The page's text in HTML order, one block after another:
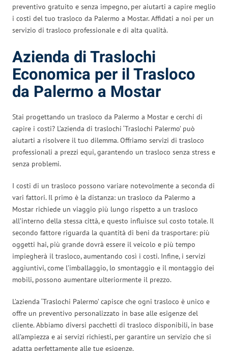
preventivo gratuito e senza impegno, per aiutarti a capire meglio
i costi del tuo trasloco da Palermo a Mostar. Affidati a noi per un
servizio di trasloco professionale e di alta qualità.
Azienda di Traslochi
Economica per il Trasloco
da Palermo a Mostar
Stai progettando un trasloco da Palermo a Mostar e cerchi di
capire i costi? L’azienda di traslochi ‘Traslochi Palermo’ può
aiutarti a risolvere il tuo dilemma. Offriamo servizi di trasloco
professionali a prezzi equi, garantendo un trasloco senza stress e
senza problemi.
I costi di un trasloco possono variare notevolmente a seconda di
vari fattori. Il primo è la distanza: un trasloco da Palermo a
Mostar richiede un viaggio più lungo rispetto a un trasloco
all’interno della stessa città, e questo influisce sul costo totale. Il
secondo fattore riguarda la quantità di beni da trasportare: più
oggetti hai, più grande dovrà essere il veicolo e più tempo
impiegherà il trasloco, aumentando così i costi. Infine, i servizi
aggiuntivi, come l’imballaggio, lo smontaggio e il montaggio dei
mobili, possono aumentare ulteriormente il prezzo.
L’azienda ‘Traslochi Palermo’ capisce che ogni trasloco è unico e
offre un preventivo personalizzato in base alle esigenze del
cliente. Abbiamo diversi pacchetti di trasloco disponibili, in base
all’ampiezza e ai servizi richiesti, per garantire un servizio che si
adatta perfettamente alle tue esigenze.